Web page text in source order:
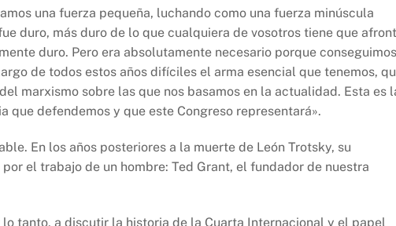
una fuerza pequeña, luchando como una fuerza minúscula
duro, más duro de lo que cualquiera de vosotros tiene que
duro. Pero era absolutamente necesario porque conseguimos
de todos estos años difíciles el arma esencial que tenemos,
marxismo sobre las que nos basamos en la actualidad. Esta es
que defendemos y que este Congreso representará».
En los años posteriores a la muerte de León Trotsky, su
el trabajo de un hombre: Ted Grant, el fundador de nuestra
tanto, a discutir la historia de la Cuarta Internacional y el papel